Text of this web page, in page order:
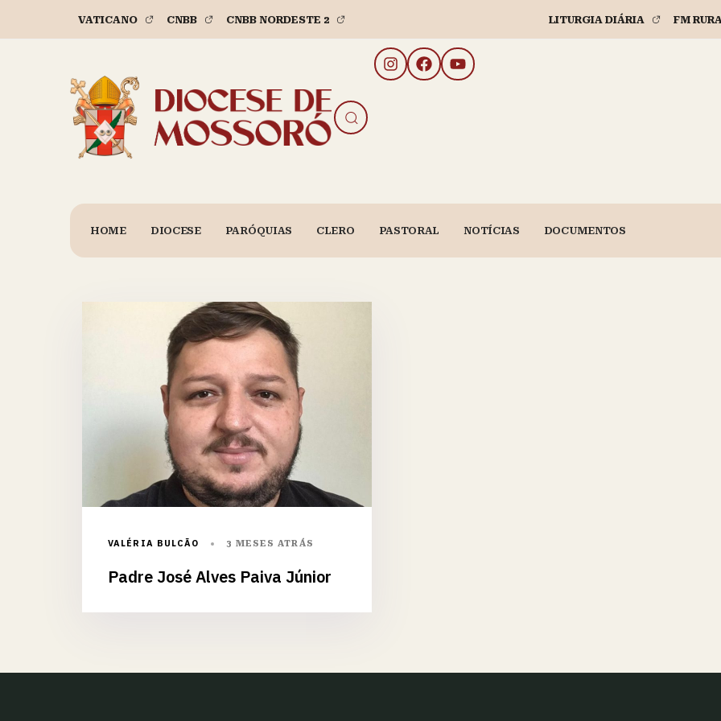
VATICANO CNBB CNBB NORDESTE 2 LITURGIA DIÁRIA FM
HOME DIOCESE PARÓQUIAS CLERO PASTORAL NOTÍCIAS DOCUMENTOS
VALÉRIA BULCÃO 3 MESES ATRÁS
Padre José Alves Paiva Júnior